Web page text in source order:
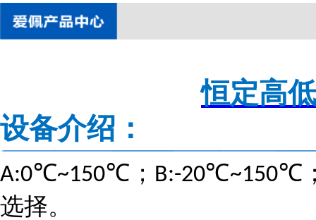
恒定高
设备介绍：
A:0℃~150℃； B:-20℃~150℃
选择。